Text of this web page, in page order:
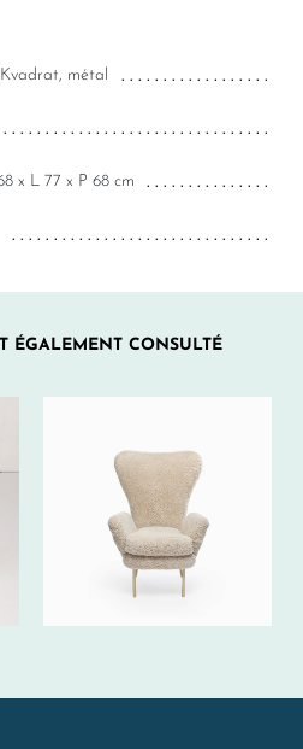
Kvadrat, métal
x L 77 x P 68 cm
ÉGALEMENT CONSULTÉ